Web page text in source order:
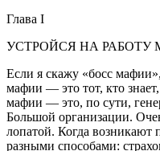
Глава I
УСТРОЙСЯ НА РАБОТУ
Если я скажу «босс
мафии — это тот, кто
мафии — это, по сути,
Большой организации.
лопатой. Когда
разными способами: